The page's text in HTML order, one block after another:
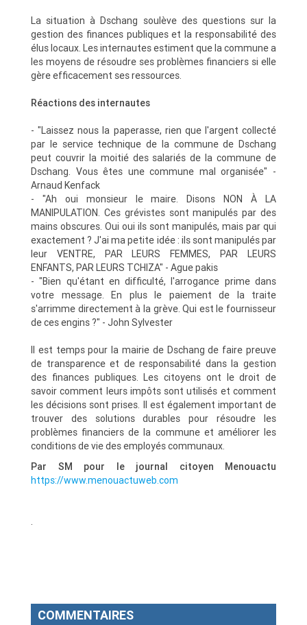
La situation à Dschang soulève des questions sur la
gestion des finances publiques et la responsabilité des
élus locaux. Les internautes estiment que la commune a
les moyens de résoudre ses problèmes financiers si elle
gère efficacement ses ressources.
Réactions des internautes
- "Laissez nous la paperasse, rien que l'argent collecté
par le service technique de la commune de Dschang
peut couvrir la moitié des salariés de la commune de
Dschang. Vous êtes une commune mal organisée" -
Arnaud Kenfack
- "Ah oui monsieur le maire. Disons NON À LA
MANIPULATION. Ces grévistes sont manipulés par des
mains obscures. Oui oui ils sont manipulés, mais par qui
exactement ? J'ai ma petite idée : ils sont manipulés par
leur VENTRE, PAR LEURS FEMMES, PAR LEURS
ENFANTS, PAR LEURS TCHIZA" - Ague pakis
- "Bien qu'étant en difficulté, l'arrogance prime dans
votre message. En plus le paiement de la traite
s'arrimme directement à la grève. Qui est le fournisseur
de ces engins ?" - John Sylvester
Il est temps pour la mairie de Dschang de faire preuve
de transparence et de responsabilité dans la gestion
des finances publiques. Les citoyens ont le droit de
savoir comment leurs impôts sont utilisés et comment
les décisions sont prises. Il est également important de
trouver des solutions durables pour résoudre les
problèmes financiers de la commune et améliorer les
conditions de vie des employés communaux.
Par SM pour le journal citoyen Menouactu
https://www.menouactuweb.com
.
COMMENTAIRES